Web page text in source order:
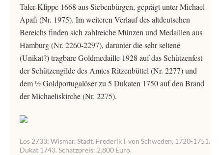
Taler-Klippe 1668 aus Siebenbürgen, geprägt unter Michael
Apafi (Nr. 1975). Im weiteren Verlauf des altdeutschen
Bereichs finden sich zahlreiche Münzen und Medaillen aus
Hamburg (Nr. 2260-2297), darunter die sehr seltene
(Unikat?) tragbare Goldmedaille 1928 auf das Schützenfest
der Schützengilde des Amtes Ritzenbüttel (Nr. 2277) und
dem ½ Goldportugalöser zu 5 Dukaten 1750 auf den Brand
der Michaeliskirche (Nr. 2275).
Los 2733: Wismar, Stadt. Frederik I. von Schweden, 1720-1751.
Dukat 1743. Schätzpreis: 2.800 Euro.